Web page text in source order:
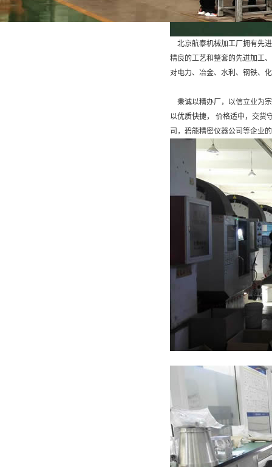
北京航泰机械加工厂拥有先
精良的工艺和整套的先进加工
对电力、冶金、水利、钢铁、
秉诚以精办厂，以信立业为
以优质快捷， 价格适中，交
司，碧能精密仪器公司等企业